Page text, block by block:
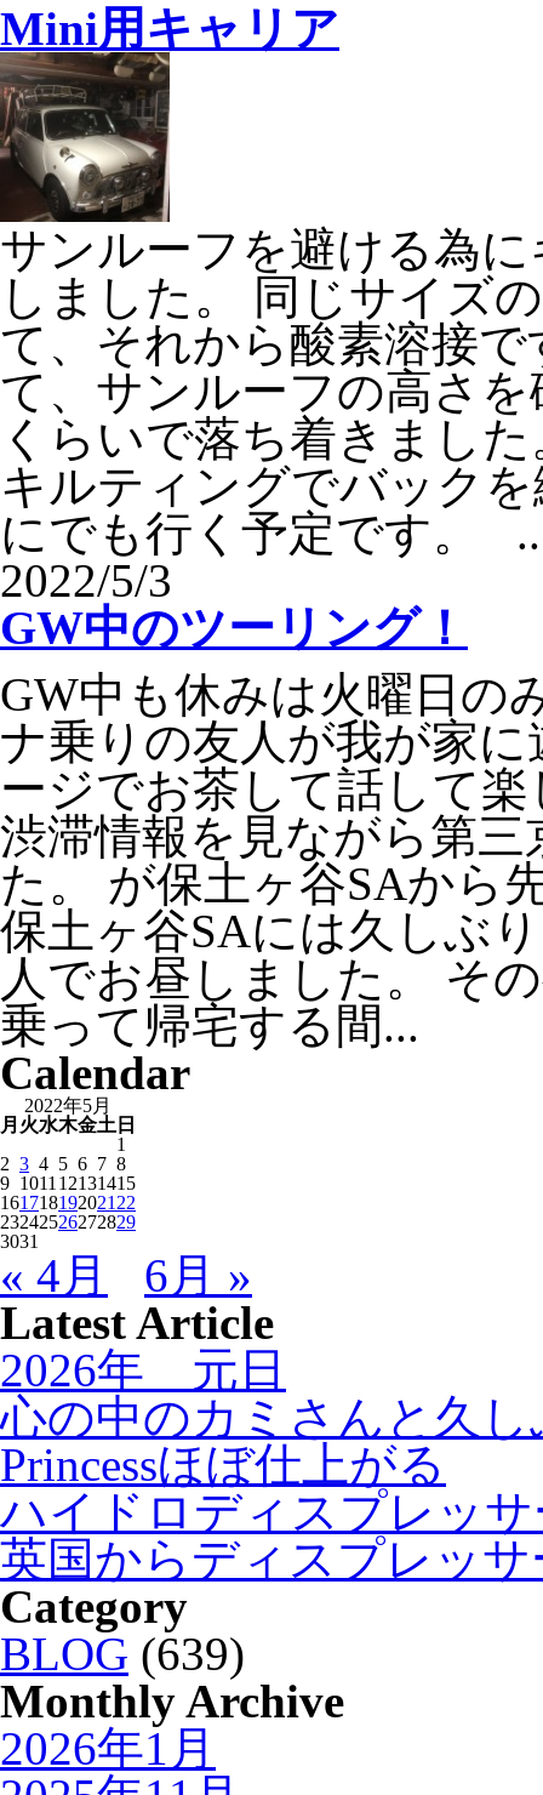
Mini用キャリア
サンルーフを避ける為
しました。 同じサイズ
て、それから酸素溶接
て、サンルーフの高さ
くらいで落ち着きまし
キルティングでバック
にでも行く予定です。
2022/5/3
GW中のツーリング！
GW中も休みは火曜日の
ナ乗りの友人が我が家
ージでお茶して話して
渋滞情報を見ながら第
た。 が保土ヶ谷SAから
保土ヶ谷SAには久しぶ
人でお昼しました。 そ
乗って帰宅する間...
Calendar
2022年5月
月 火水木金土 日
1
2 3 4 5 6 7 8
9 1011 12131415
161718192021 22
23242526272829
3031
« 4月
6月 »
Latest Article
2026年 元日
心の中のカミさんと久
Princessほぼ仕上がる
ハイドロディスプレッ
英国からディスプレッサ
Category
BLOG (639)
Monthly Archive
2026年1月